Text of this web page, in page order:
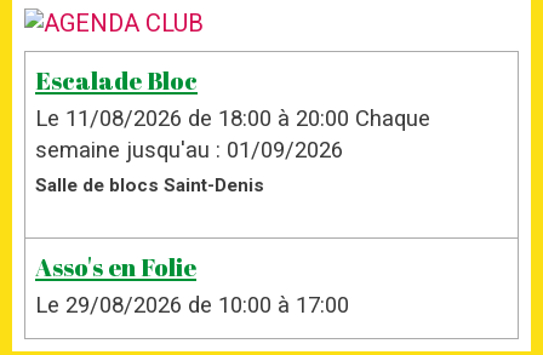
Escalade Bloc
Le 11/08/2026 de 18:00 à 20:00 Chaque
semaine jusqu'au : 01/09/2026
Salle de blocs Saint-Denis
Asso's en Folie
Le 29/08/2026 de 10:00 à 17:00